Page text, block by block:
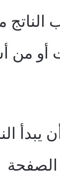
أو من
يبدأ